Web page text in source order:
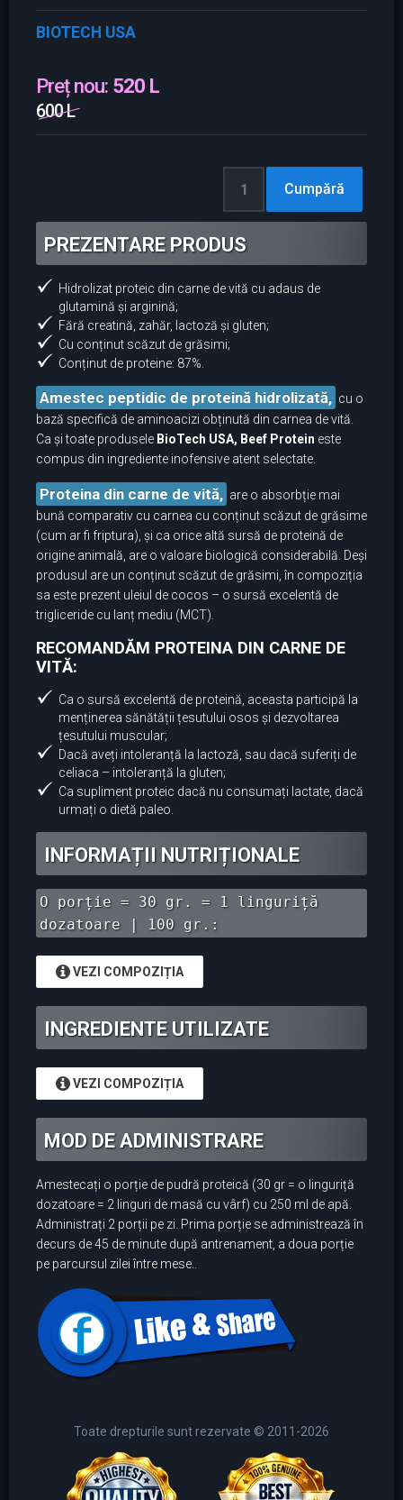
BIOTECH USA
Preț nou: 520 L
600 L
PREZENTARE PRODUS
Hidrolizat proteic din carne de vită cu adaus de
glutamină și arginină;
Fără creatină, zahăr, lactoză și gluten;
Cu conținut scăzut de grăsimi;
Conținut de proteine: 87%.
Amestec peptidic de proteină hidrolizată, cu o
bază specifică de aminoacizi obținută din carnea de vită.
Ca și toate produsele BioTech USA, Beef Protein este
compus din ingrediente inofensive atent selectate.
Proteina din carne de vită, are o absorbție mai
bună comparativ cu carnea cu conținut scăzut de grăsime
(cum ar fi friptura), și ca orice altă sursă de proteină de
origine animală, are o valoare biologică considerabilă. Deși
produsul are un conținut scăzut de grăsimi, în compoziția
sa este prezent uleiul de cocos – o sursă excelentă de
trigliceride cu lanț mediu (МСТ).
RECOMANDĂM PROTEINA DIN CARNE DE
VITĂ:
Ca o sursă excelentă de proteină, aceasta participă la
menținerea sănătății țesutului osos și dezvoltarea
țesutului muscular;
Dacă aveți intoleranță la lactoză, sau dacă suferiți de
celiaca – intoleranță la gluten;
Ca supliment proteic dacă nu consumați lactate, dacă
urmați o dietă paleo.
INFORMAȚII NUTRIȚIONALE
O porție = 30 gr. = 1 linguriță
dozatoare | 100 gr.:
VEZI COMPOZIȚIA
INGREDIENTE UTILIZATE
VEZI COMPOZIȚIA
MOD DE ADMINISTRARE
Amestecați o porție de pudră proteică (30 gr = o linguriță
dozatoare = 2 linguri de masă cu vârf) cu 250 ml de apă.
Administrați 2 porții pe zi. Prima porție se administrează în
decurs de 45 de minute după antrenament, a doua porție
pe parcursul zilei între mese..
Toate drepturile sunt rezervate © 2011-2026